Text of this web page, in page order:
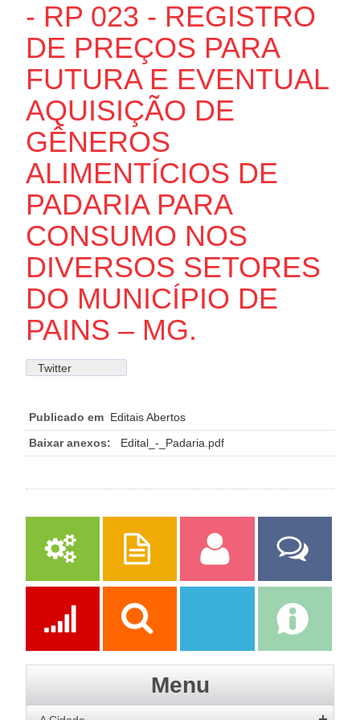
- RP 023 - REGISTRO
DE PREÇOS PARA
FUTURA E EVENTUAL
AQUISIÇÃO DE
GÊNEROS
ALIMENTÍCIOS DE
PADARIA PARA
CONSUMO NOS
DIVERSOS SETORES
DO MUNICÍPIO DE
PAINS – MG.
Twitter
Publicado em Editais Abertos
Baixar anexos:
Edital_-_Padaria.pdf
Serviços Publicações Servidor
Fale Com a
Prefeitura
Menu